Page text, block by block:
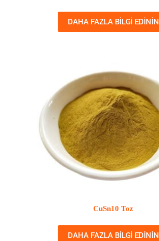
DAHA FAZLA BILGI EDININ
CuSn10 Toz
DAHA FAZLA BILGI EDININ